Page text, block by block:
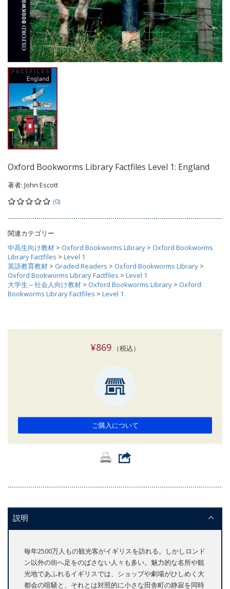
Oxford Bookworms Library Factfiles Level 1: England
著者: John Escott
(0)
関連カテゴリー
中高生向け教材 > Oxford Bookworms Library > Oxford Bookworms
Library Factfiles > Level 1
英語教育教材 > Graded Readers > Oxford Bookworms Library >
Oxford Bookworms Library Factfiles > Level 1
大学生～社会人向け教材 > Oxford Bookworms Library > Oxford
Bookworms Library Factfiles > Level 1
¥869 （税込）
ご購入について
説明
毎年2500万人もの観光客がイギリスを訪れる。しかしロンド
ン以外の街へ足をのばさない人々も多い。魅力的な名所や観
光地であふれるイギリスでは、ショップや劇場がひしめく大
都会の喧騒と、それとは対照的に小さな田舎町の静寂を同時